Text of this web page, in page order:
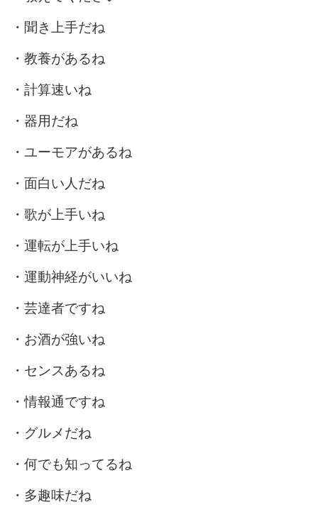
・聞き上手だね
・教養があるね
・計算速いね
・器用だね
・ユーモアがあるね
・面白い人だね
・歌が上手いね
・運転が上手いね
・運動神経がいいね
・芸達者ですね
・お酒が強いね
・センスあるね
・情報通ですね
・グルメだね
・何でも知ってるね
・多趣味だね